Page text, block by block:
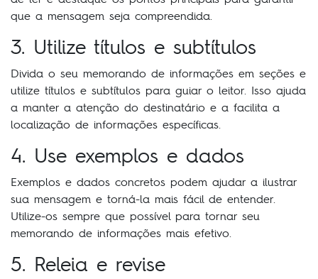
que a mensagem seja compreendida.
3. Utilize títulos e subtítulos
Divida o seu memorando de informações em seções e
utilize títulos e subtítulos para guiar o leitor. Isso ajuda
a manter a atenção do destinatário e a facilita a
localização de informações específicas.
4. Use exemplos e dados
Exemplos e dados concretos podem ajudar a ilustrar
sua mensagem e torná-la mais fácil de entender.
Utilize-os sempre que possível para tornar seu
memorando de informações mais efetivo.
5. Releia e revise